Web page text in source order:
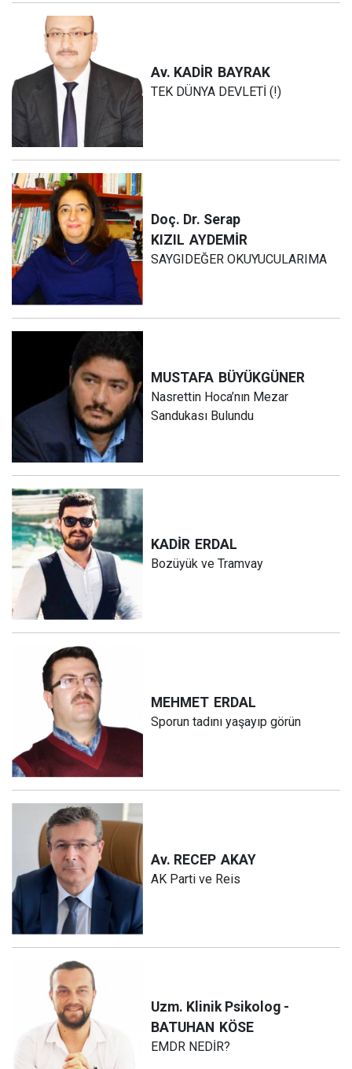
Av. KADİR BAYRAK
TEK DÜNYA DEVLETİ (!)
Doç. Dr. Serap
KIZIL AYDEMİR
SAYGIDEĞER OKUYUCULARIMA
MUSTAFA BÜYÜKGÜNER
Nasrettin Hoca’nın Mezar
Sandukası Bulundu
KADİR ERDAL
Bozüyük ve Tramvay
MEHMET ERDAL
Sporun tadını yaşayıp görün
Av. RECEP AKAY
AK Parti ve Reis
Uzm. Klinik Psikolog -
BATUHAN KÖSE
EMDR NEDİR?